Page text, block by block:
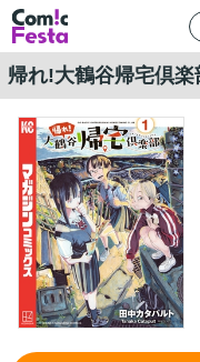
帰れ!大鶴谷帰宅倶楽